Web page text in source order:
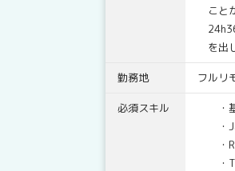
こと
を出
勤務地 フルリ
必須スキル
・基
・
・
・